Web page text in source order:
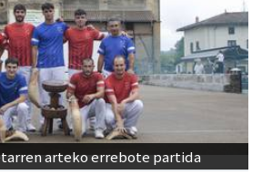
arteko errebote partida